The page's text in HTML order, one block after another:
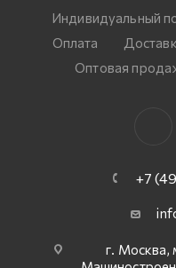
Индивидуальный
Оплата
Оптовая
+7
г. Москва,